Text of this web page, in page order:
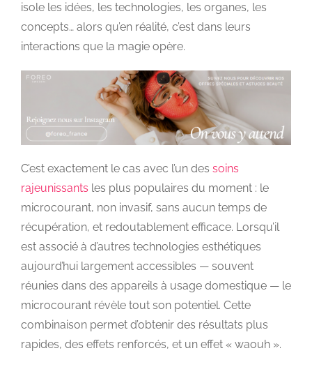
isole les idées, les technologies, les organes, les
concepts… alors qu’en réalité, c’est dans leurs
interactions que la magie opère.
C’est exactement le cas avec l’un des soins
rajeunissants les plus populaires du moment : le
microcourant, non invasif, sans aucun temps de
récupération, et redoutablement efficace. Lorsqu’il
est associé à d’autres technologies esthétiques
aujourd’hui largement accessibles — souvent
réunies dans des appareils à usage domestique — le
microcourant révèle tout son potentiel. Cette
combinaison permet d’obtenir des résultats plus
rapides, des effets renforcés, et un effet « waouh ».